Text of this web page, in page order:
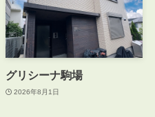
グリシーナ駒場
2026年8月1日